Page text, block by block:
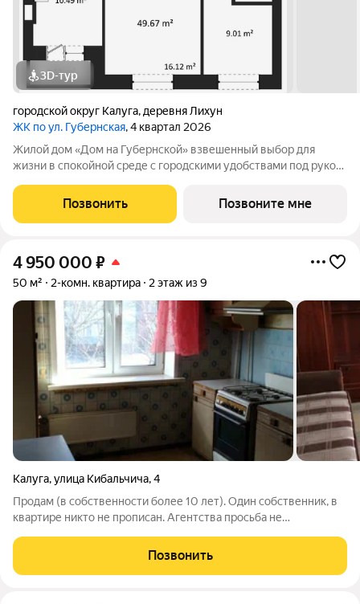
3D-тур
городской округ Калуга, деревня Лихун
ЖК по ул. Губернская, 4 квартал 2026
Жилой дом «Дом на Губернской» взвешенный выбор для
жизни в спокойной среде с городскими удобствами под рукой.
Северный. Объект часть инфраструктуры посёлка
Молодёжный. Рядом: детский сад,
Позвонить Позвоните мне
4 950 000 ₽
50 м² 2-комн. квартира 2 этаж из 9
Калуга,улица Кибальчича,4
Продам (в собственности более 10 лет). Один собственник, в
квартире никто не прописан. Агентства просьба не
красивые цветущие деревья. 2-х комнатная квартира 50 кв.м, 2
этаж 9 этажного
Позвонить